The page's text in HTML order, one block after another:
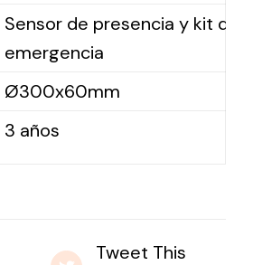
Sensor de presencia y kit de
emergencia
Ø300x60mm
3 años
Tweet This